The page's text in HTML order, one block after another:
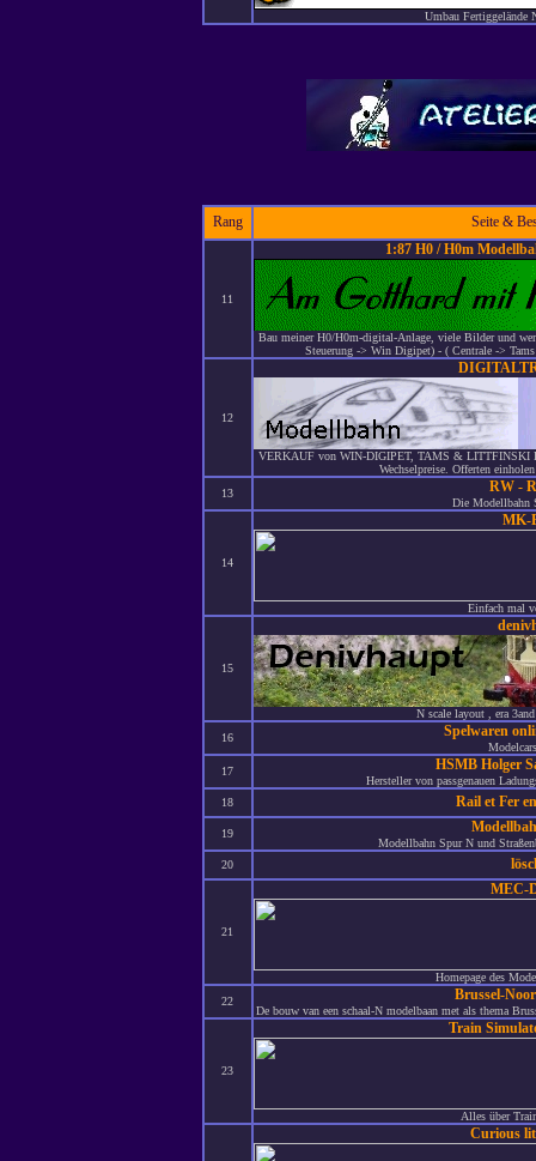
Umbau Fertiggelände
Rang Seite &
11
1:87 H0 / H0m
Bau meiner H0/H0m-digital-Anlage, viele Bilder und
Steuerung -> Win Digipet) - ( Centrale ->
12
VERKAUF von WIN-DIGIPET, TAMS & LITTFINSKI
Wechselpreise. Offerten
13
RW -
Die Modellbahn
14
MK-
Einfach mal
15
N scale layout , era
16
Spelwaren
17
HSMB Holger
Hersteller von passgenauen
18
Rail et Fer
19
Modellbahn Spur N und
20
21
MEC-
Homepage des
22
Brussel-
De bouw van een schaal-N modelbaan met als thema
23
Train
Alles über
Curious